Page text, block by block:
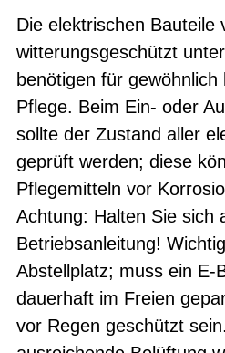
Die elektrischen Bauteile
witterungsgeschützt
benötigen für
Pflege. Beim Ein- oder
sollte der Zustand aller
geprüft werden; diese
Pflegemitteln vor
Achtung: Halten Sie sich
Betriebsanleitung!
Abstellplatz; muss ein E-
dauerhaft im Freien
vor Regen geschützt